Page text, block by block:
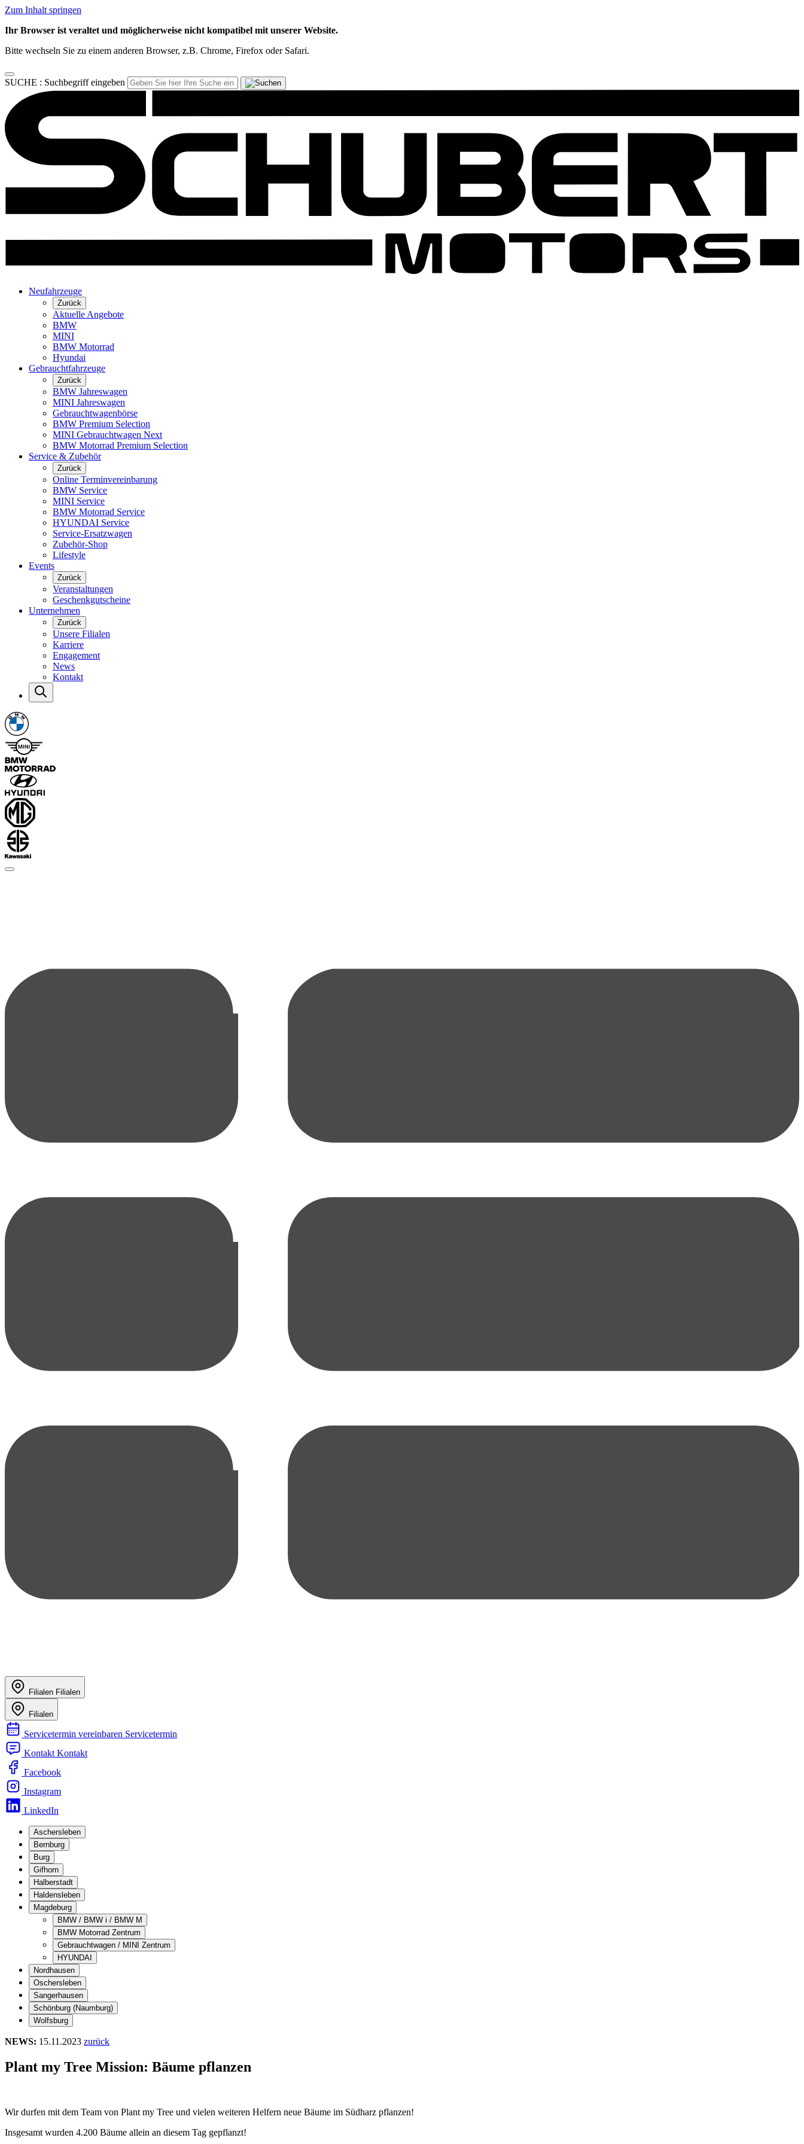
Zum Inhalt springen
Ihr Browser ist veraltet und möglicherweise nicht kompatibel mit unserer Website.
Bitte wechseln Sie zu einem anderen Browser, z.B. Chrome, Firefox oder Safari.
SUCHE : Suchbegriff eingeben
Neufahrzeuge
Zurück
Aktuelle Angebote
BMW
MINI
BMW Motorrad
Hyundai
Gebrauchtfahrzeuge
Zurück
BMW Jahreswagen
MINI Jahreswagen
Gebrauchtwagenbörse
BMW Premium Selection
MINI Gebrauchtwagen Next
BMW Motorrad Premium Selection
Service & Zubehör
Zurück
Online Terminvereinbarung
BMW Service
MINI Service
BMW Motorrad Service
HYUNDAI Service
Service-Ersatzwagen
Zubehör-Shop
Lifestyle
Events
Zurück
Veranstaltungen
Geschenkgutscheine
Unternehmen
Zurück
Unsere Filialen
Karriere
Engagement
News
Kontakt
Filialen Filialen
Filialen
Servicetermin vereinbaren Servicetermin
Kontakt Kontakt
Facebook
Instagram
LinkedIn
Aschersleben
Bernburg
Burg
Gifhorn
Halberstadt
Haldensleben
Magdeburg
BMW / BMW i / BMW M
BMW Motorrad Zentrum
Gebrauchtwagen / MINI Zentrum
HYUNDAI
Nordhausen
Oschersleben
Sangerhausen
Schönburg (Naumburg)
Wolfsburg
NEWS: 15.11.2023 zurück
Plant my Tree Mission: Bäume pflanzen
Wir durfen mit dem Team von Plant my Tree und vielen weiteren Helfern neue Bäume im Südharz pflanzen!
Insgesamt wurden 4.200 Bäume allein an diesem Tag gepflanzt!